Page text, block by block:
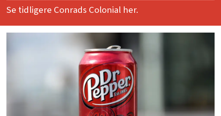
Se tidligere Conrads Colonial her.